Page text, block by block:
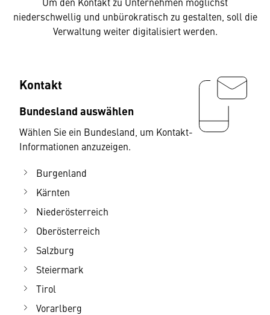
niederschwellig und unbürokratisch zu gestalten, soll die
Verwaltung weiter digitalisiert werden.
Kontakt
Bundesland auswählen
Wählen Sie ein Bundesland, um Kontakt-
Informationen anzuzeigen.
Burgenland
Kärnten
Niederösterreich
Oberösterreich
Salzburg
Steiermark
Tirol
Vorarlberg